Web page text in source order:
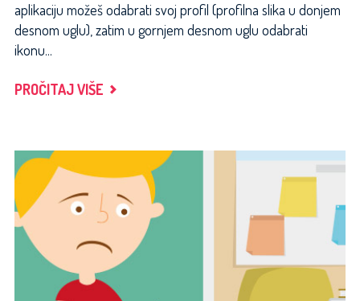
aplikaciju možeš odabrati svoj profil (profilna slika u donjem
desnom uglu), zatim u gornjem desnom uglu odabrati
ikonu...
PROČITAJ VIŠE "KAKO
INSTAGRAM
PROFIL?"